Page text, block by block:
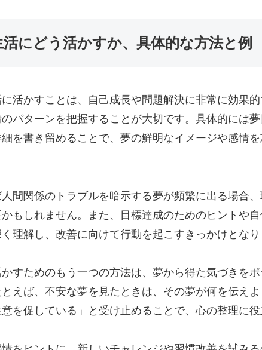
にどう活かすか、具体的な方法と例
活かすことは、自己成長や問題解決に非常に効果
パターンを把握することが大切です。具体的には
を書き留めることで、夢の鮮明なイメージや感情
間関係のトラブルを暗示する夢が頻繁に出る場合
もしれません。また、目標達成のためのヒントや
理解し、改善に向けて行動を起こすきっかけとなり
すためのもう一つの方法は、夢から得た気づきを
えば、不安な夢を見たときは、その夢が何を伝え
を促している」と受け止めることで、心の整理に役